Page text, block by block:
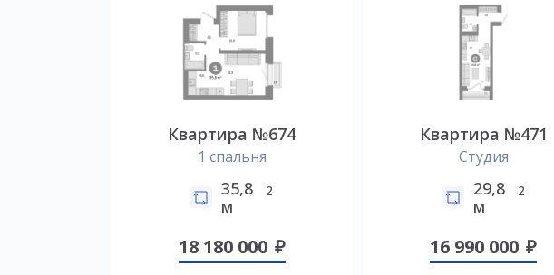
Квартира №674
1 спальня
35,8
м
2
18 180 000
Квартира №471
Студия
29,8
м
2
16 990 000